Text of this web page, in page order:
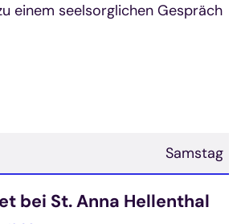
einem seelsorglichen Gespräch
Samstag
2026
bei St. Anna Hellenthal